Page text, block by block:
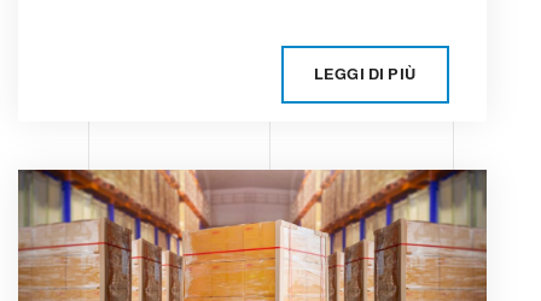
LEGGI DI PIÙ